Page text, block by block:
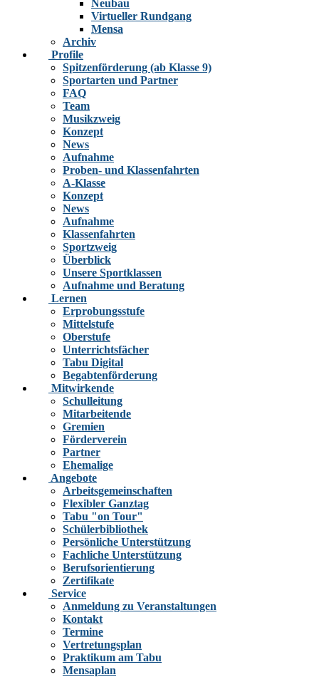
Neubau
Virtueller Rundgang
Mensa
Archiv
Profile
Spitzenförderung (ab Klasse 9)
Sportarten und Partner
FAQ
Team
Musikzweig
Konzept
News
Aufnahme
Proben- und Klassenfahrten
A-Klasse
Konzept
News
Aufnahme
Klassenfahrten
Sportzweig
Überblick
Unsere Sportklassen
Aufnahme und Beratung
Lernen
Erprobungsstufe
Mittelstufe
Oberstufe
Unterrichtsfächer
Tabu Digital
Begabtenförderung
Mitwirkende
Schulleitung
Mitarbeitende
Gremien
Förderverein
Partner
Ehemalige
Angebote
Arbeitsgemeinschaften
Flexibler Ganztag
Tabu "on Tour"
Schülerbibliothek
Persönliche Unterstützung
Fachliche Unterstützung
Berufsorientierung
Zertifikate
Service
Anmeldung zu Veranstaltungen
Kontakt
Termine
Vertretungsplan
Praktikum am Tabu
Mensaplan